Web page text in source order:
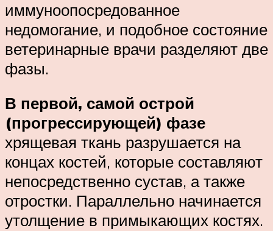
иммуноопосредованное
недомогание, и подобное состояние
ветеринарные врачи разделяют две
фазы.
В первой, самой острой
(прогрессирующей) фазе
хрящевая ткань разрушается на
концах костей, которые составляют
непосредственно сустав, а также
отростки. Параллельно начинается
утолщение в примыкающих костях.